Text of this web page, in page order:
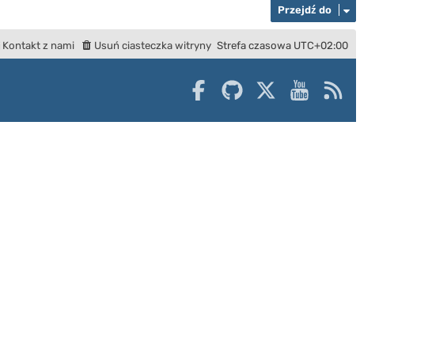
Przejdź do
Strefa czasowa UTC+02:00
Usuń ciasteczka witryny
Kontakt z nami